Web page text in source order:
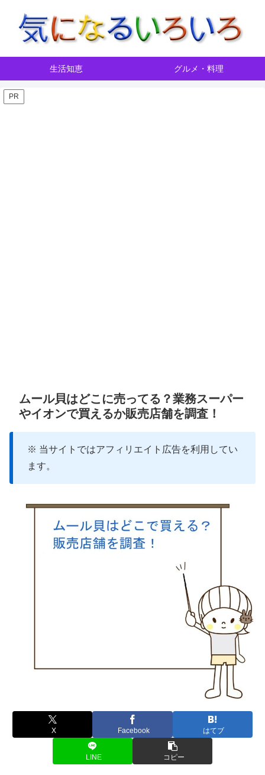
生活知恵 グルメ・料理
PR
ムール貝はどこに売ってる？業務スーパー
やイオンで買えるか販売店舗を調査！
※ 当サイトではアフィリエイト広告を利用してい
ます。
X Facebook はてブ
LINE コピー